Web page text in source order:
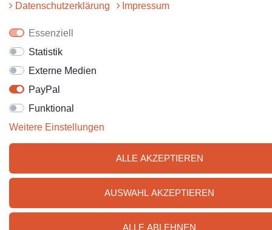
Daten­schutz­erklärung
Impressum
Essenziell
Statistik
Externe Medien
PayPal
Funktional
Weitere Einstellungen
ALLE AKZEPTIEREN
AUSWAHL AKZEPTIEREN
ALLE ABLEHNEN